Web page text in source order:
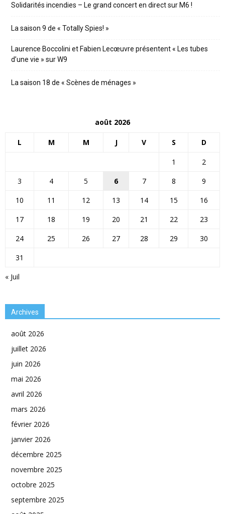
Solidarités incendies – Le grand concert en direct sur M6 !
La saison 9 de « Totally Spies! »
Laurence Boccolini et Fabien Lecœuvre présentent « Les tubes
d’une vie » sur W9
La saison 18 de « Scènes de ménages »
août 2026
L M M J V S D
« Juil
1
2
3
4 5 6 7 8
9
10
11 12 13 14 15
16
17
18 19 20 21 22
23
24
25 26 27 28 29
30
31
Archives
août 2026
juillet 2026
juin 2026
mai 2026
avril 2026
mars 2026
février 2026
janvier 2026
décembre 2025
novembre 2025
octobre 2025
septembre 2025